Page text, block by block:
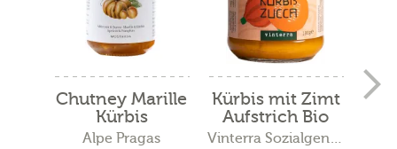
Chutney Marille
Kürbis
Alpe Pragas
Kürbis mit Zimt
Aufstrich Bio
Vinterra Sozialgenossenschaft